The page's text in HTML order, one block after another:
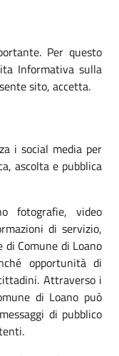
Per questo
Informativa sulla
sito, accetta.
i social media per
ascolta e pubblica
fotografie, video
di servizio,
Comune di Loano
opportunità di
Attraverso i
di Loano può
di pubblico